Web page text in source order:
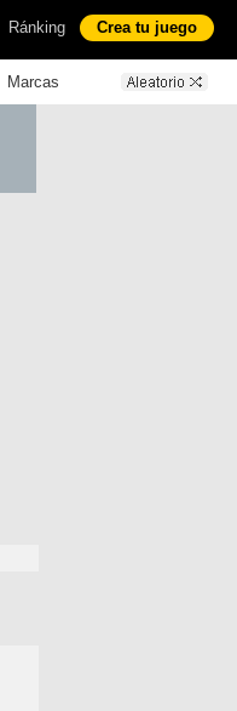
Ránking Crea tu juego
Marcas